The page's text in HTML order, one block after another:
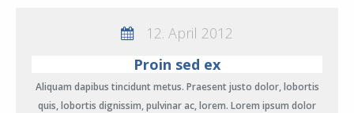
12. April 2012
Proin sed ex
Aliquam dapibus tincidunt metus. Praesent justo dolor, lobortis
quis, lobortis dignissim, pulvinar ac, lorem. Lorem ipsum dolor